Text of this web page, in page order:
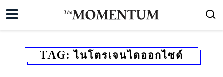
TAG:ไนโตรเจนไดออกไซด์